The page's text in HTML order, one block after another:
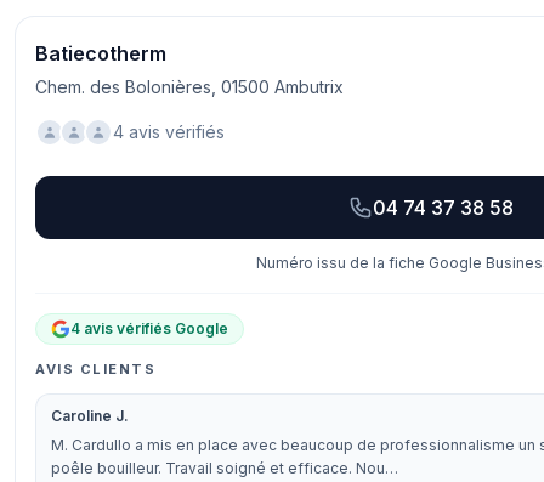
Batiecotherm
Chem. des Bolonières, 01500 Ambutrix
4 avis vérifiés
04 74 37 38 58
Numéro issu de la fiche Google
4 avis vérifiés Google
AVIS CLIENTS
Caroline J.
M. Cardullo a mis en place avec beaucoup de professionnalisme
poêle bouilleur. Travail soigné et efficace. Nou…